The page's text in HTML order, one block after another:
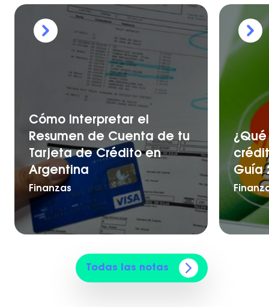
Cómo Interpretar el
Resumen de Cuenta de tu
Tarjeta de Crédito en
Argentina
Finanzas
Guía
Todas las notas